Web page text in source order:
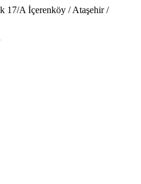
17/A İçerenköy / Ataşehir /